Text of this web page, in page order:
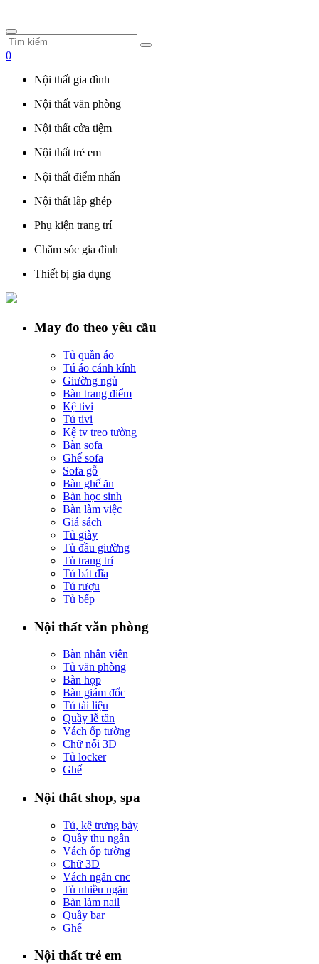
0
Nội thất gia đình
Nội thất văn phòng
Nội thất cửa tiệm
Nội thất trẻ em
Nội thất điểm nhấn
Nội thất lắp ghép
Phụ kiện trang trí
Chăm sóc gia đình
Thiết bị gia dụng
May đo theo yêu cầu
Tủ quần áo
Tú áo cánh kính
Giường ngủ
Bàn trang điểm
Kệ tivi
Tủ tivi
Kệ tv treo tường
Bàn sofa
Ghế sofa
Sofa gỗ
Bàn ghế ăn
Bàn học sinh
Bàn làm việc
Giá sách
Tủ giày
Tủ đầu giường
Tủ trang trí
Tủ bát đĩa
Tủ rượu
Tủ bếp
Nội thất văn phòng
Bàn nhân viên
Tủ văn phòng
Bàn họp
Bàn giám đốc
Tủ tài liệu
Quầy lễ tân
Vách ốp tường
Chữ nổi 3D
Tủ locker
Ghế
Nội thất shop, spa
Tủ, kệ trưng bày
Quầy thu ngân
Vách ốp tường
Chữ 3D
Vách ngăn cnc
Tủ nhiều ngăn
Bàn làm nail
Quầy bar
Ghế
Nội thất trẻ em